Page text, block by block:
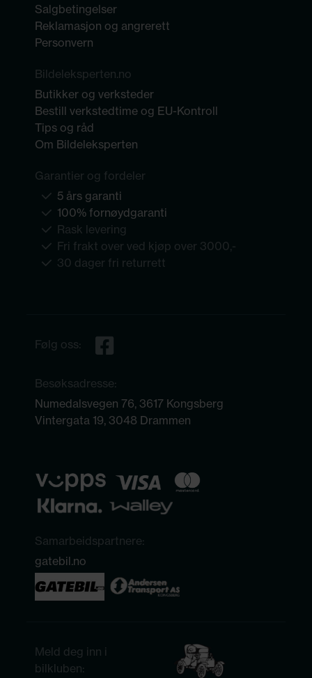
Salgbetingelser
Reklamasjon og angrerett
Personvern
Bildeleksperten.no
Butikker og verksteder
Bestill verkstedtime og EU-Kontroll
Tips og råd
Om Bildeleksperten
Garantier og fordeler
5 års garanti
100% fornøydgaranti
Rask levering
Fri frakt over ved kjøp over 3000,-
30 dager fri returrett
Følg oss:
Besøksadresse:
Numedalsvegen 76, 3617 Kongsberg
Vintergata 19, 3048 Drammen
Samarbeidspartnere:
gatebil.no
Meld deg inn i
bilkluben: